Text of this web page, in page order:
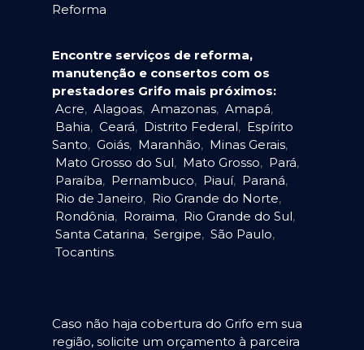
Reforma
Encontre serviços de reforma,
manutenção e consertos com os
prestadores Grifo mais próximos:
Acre, Alagoas, Amazonas, Amapá,
Bahia, Ceará, Distrito Federal, Espírito
Santo, Goiás, Maranhão, Minas Gerais,
Mato Grosso do Sul, Mato Grosso, Pará,
Paraíba, Pernambuco, Piauí, Paraná,
Rio de Janeiro, Rio Grande do Norte,
Rondônia, Roraima, Rio Grande do Sul,
Santa Catarina, Sergipe, São Paulo,
Tocantins.
Caso não haja cobertura do Grifo em sua
região, solicite um orçamento à parceira